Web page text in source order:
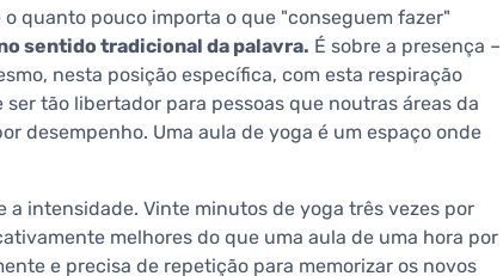
quanto pouco importa o que "conseguem fazer"
sentido tradicional da palavra. É sobre a presença –
nesta posição específica, com esta respiração
tão libertador para pessoas que noutras áreas da
desempenho. Uma aula de yoga é um espaço onde
a intensidade. Vinte minutos de yoga três vezes por
melhores do que uma aula de uma hora por
e precisa de repetição para memorizar os novos